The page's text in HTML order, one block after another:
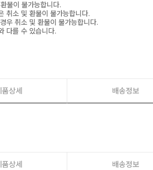
불이 불가능합니다.
취소 및 환불이 불가능합니다.
우 취소 및 환불이 불가능합니다.
다를 수 있습니다.
품상세 배송정보
품상세 배송정보